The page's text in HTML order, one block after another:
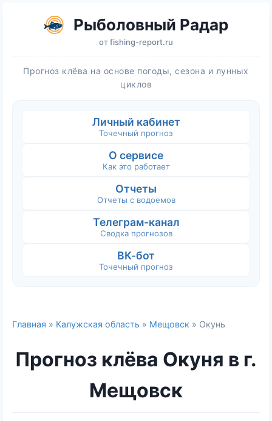
Рыболовный Радар
отfishing-report.ru
Прогноз клёва на основе погоды, сезона и лунных
циклов
Личный кабинет
Точечный прогноз
О сервисе
Как это работает
Отчеты
Отчеты с водоемов
Телеграм-канал
Сводка прогнозов
ВК-бот
Точечный прогноз
Главная » Калужская область » Мещовск » Окунь
Прогноз клёва Окуня в г.
Мещовск